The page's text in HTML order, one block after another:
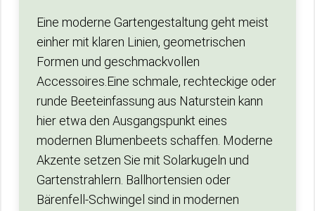
Eine moderne Gartengestaltung geht meist
einher mit klaren Linien, geometrischen
Formen und geschmackvollen
Accessoires.Eine schmale, rechteckige oder
runde Beeteinfassung aus Naturstein kann
hier etwa den Ausgangspunkt eines
modernen Blumenbeets schaffen. Moderne
Akzente setzen Sie mit Solarkugeln und
Gartenstrahlern. Ballhortensien oder
Bärenfell-Schwingel sind in modernen